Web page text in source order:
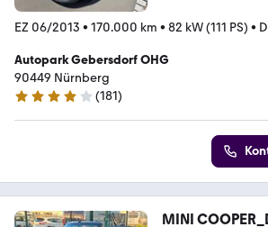
EZ 06/2013 • 170.000 km • 82 kW (111 PS) •
Autopark Gebersdorf OHG
90449 Nürnberg
4.2 Sterne
(181)
MINI